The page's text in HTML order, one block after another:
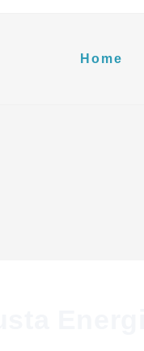
Home